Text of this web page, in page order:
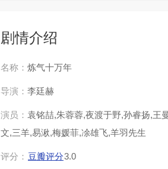
第33集
第37集 第
第41集
剧情介绍
名称： 炼气十万年
导演： 李廷赫
演员： 袁铭喆,朱蓉蓉,夜渡于野,孙睿扬,王
文,三羊,易湫,梅媛菲,凃雄飞,羊羽先生
评分： 豆瓣评分3.0